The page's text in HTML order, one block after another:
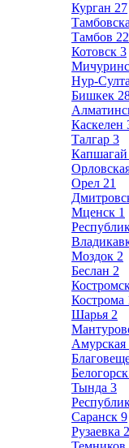
Курган 27
Тамбов 22
Котовск 3
Нур-
Бишкек
Каскелен
Талгар 3
Капшагай
Орел 21
Мценск 1
Моздок 2
Беслан 2
Кострома
Шарья 2
Амурская
Белогорск
Тында 3
Саранск 9
Рузаевка 2